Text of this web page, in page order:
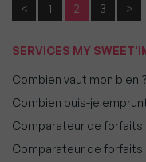
< 1 2 3 >
SERVICES MY
Combien vaut mon bien ?
Combien puis-je
Comparateur de forfaits
Comparateur de forfaits